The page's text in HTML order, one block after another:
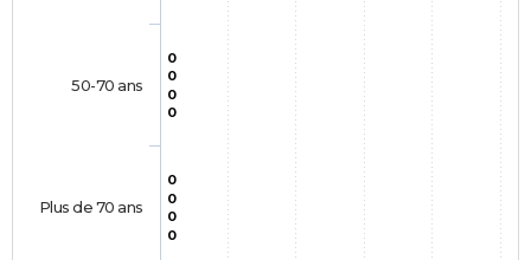
0
0
0
0
0
0
0
0
50-70 ans
Plus de 70 ans